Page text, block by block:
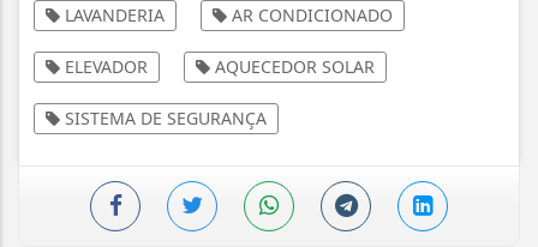
LAVANDERIA AR CONDICIONADO
ELEVADOR AQUECEDOR SOLAR
SISTEMA DE SEGURANÇA